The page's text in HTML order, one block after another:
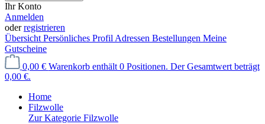
Ihr Konto
Anmelden
oderregistrieren
Übersicht Persönliches Profil Adressen Bestellungen Meine
Gutscheine
0,00 € Warenkorb enthält 0 Positionen. Der Gesamtwert beträgt
0,00 €.
Home
Filzwolle
Zur Kategorie Filzwolle